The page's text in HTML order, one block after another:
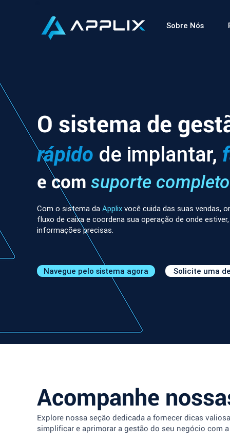
Sobre Nós
Com o sistema da Applix você cuida das suas vendas,
fluxo de caixa e coordena sua operação de onde
informações precisas.
Navegue pelo sistema agora Solicite uma
O sistema de
rápido de implantar,
e com suporte completo
Acompanhe
Explore nossa seção dedicada a fornecer dicas
simplificar e aprimorar a gestão do seu negócio com